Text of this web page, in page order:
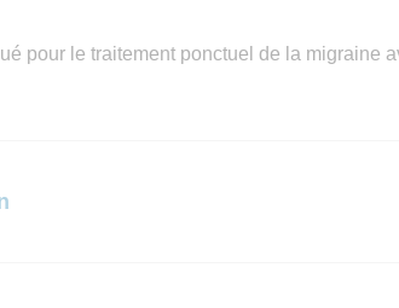
pour le traitement ponctuel de la migraine